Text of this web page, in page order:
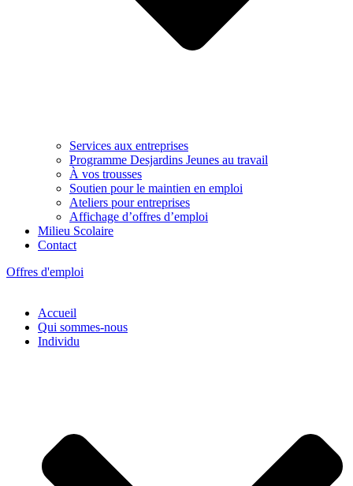
Services aux entreprises
Programme Desjardins Jeunes au travail
À vos trousses
Soutien pour le maintien en emploi
Ateliers pour entreprises
Affichage d’offres d’emploi
Milieu Scolaire
Contact
Offres d'emploi
Accueil
Qui sommes-nous
Individu